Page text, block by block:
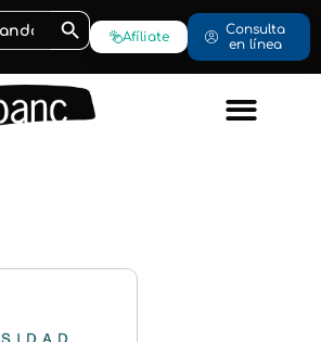
Botón de búsqueda
Afíliate
Consulta
en línea